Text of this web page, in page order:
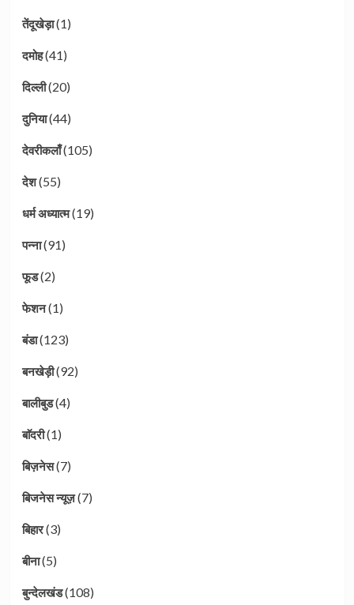
तेंदूखेड़ा(1)
दमोह(41)
दिल्ली(20)
दुनिया(44)
देवरीकलाँ(105)
देश(55)
धर्म अध्यात्म(19)
पन्ना(91)
फूड(2)
फेशन(1)
बंडा(123)
बनखेड़ी(92)
बालीबुड(4)
बाॅदरी(1)
बिज़नेस(7)
बिजनेस न्यूज़(7)
बिहार(3)
बीना(5)
बुन्देलखंड(108)